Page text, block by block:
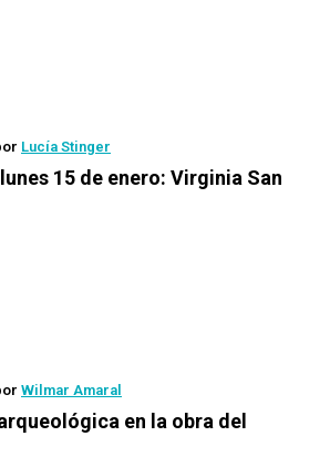
Lucía Stinger
15 de enero: Virginia San
Wilmar Amaral
en la obra del